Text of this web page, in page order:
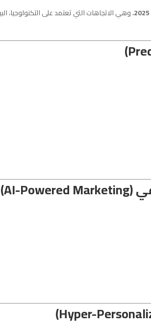
، وهي الاتجاهات التي تعتمد على التكنولوجيا،